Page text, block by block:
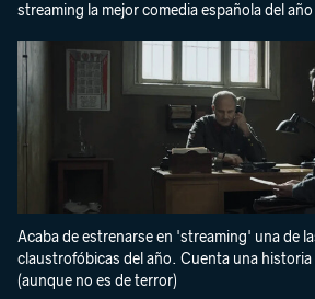
streaming la mejor comedia española del año
Acaba de estrenarse en 'streaming' una de
claustrofóbicas del año. Cuenta una
(aunque no es de terror)